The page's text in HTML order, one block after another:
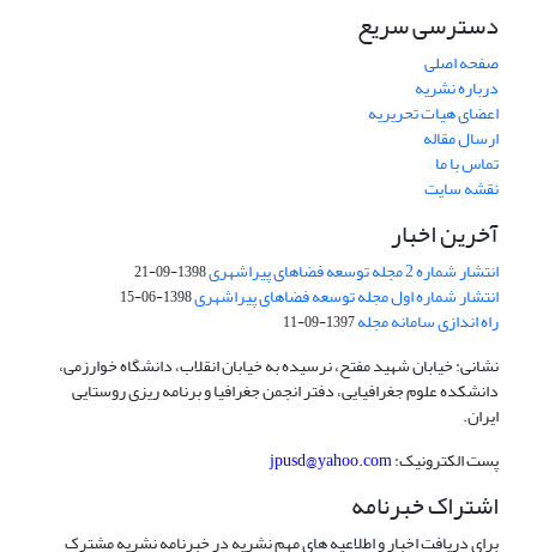
دسترسی سریع
صفحه اصلی
درباره نشریه
اعضای هیات تحریریه
ارسال مقاله
تماس با ما
نقشه سایت
آخرین اخبار
انتشار شماره 2 مجله توسعه فضاهای پیراشهری 1398-09-21
انتشار شماره اول مجله توسعه فضاهای پیراشهری1398-06-15
راه اندازی سامانه مجله1397-09-11
نشانی: خیابان شهید مفتح، نرسیده به خیابان انقلاب، دانشگاه خوارزمی،
دانشکده علوم جغرافیایی، دفتر انجمن جغرافیا و برنامه ریزی روستایی
ایران.
پست الکترونیک:jpusd@yahoo.com
اشتراک خبرنامه
برای دریافت اخبار و اطلاعیه های مهم نشریه در خبرنامه نشریه مشترک